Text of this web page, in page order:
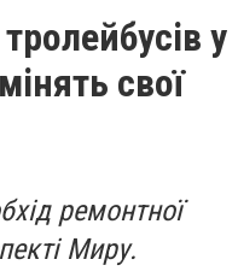
у
свої
ремонтної
Миру.